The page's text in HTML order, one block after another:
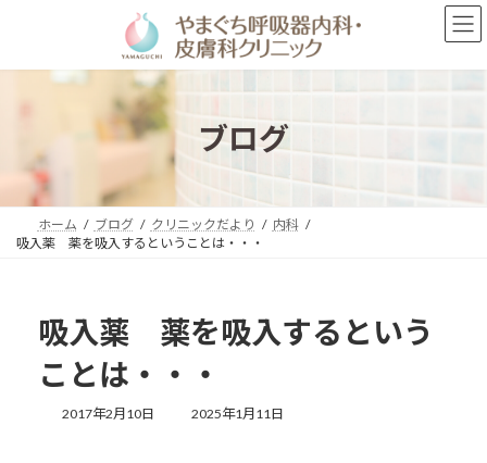
ン
プ
ー
動
ブログ
ホーム ブログ クリニックだより
内科
吸入薬 薬を吸入するということは・・・
吸入薬 薬を吸入するという
ことは・・・
2017年2月10日
最
2025年1月11日